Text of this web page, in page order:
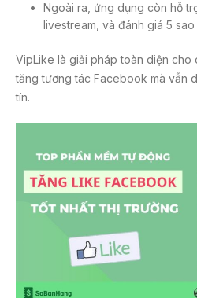
Ngoài ra, ứng dụng còn hỗ
livestream, và đánh giá 5
VipLike là giải pháp toàn diện cho
tăng tương tác Facebook mà vẫn
tín.